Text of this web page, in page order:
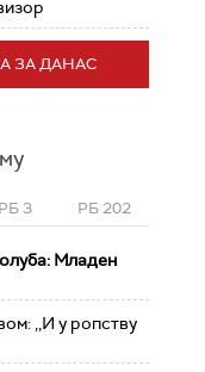
ЗА ДАНАС
РБ 3 РБ 202
Младен
,,И у ропству